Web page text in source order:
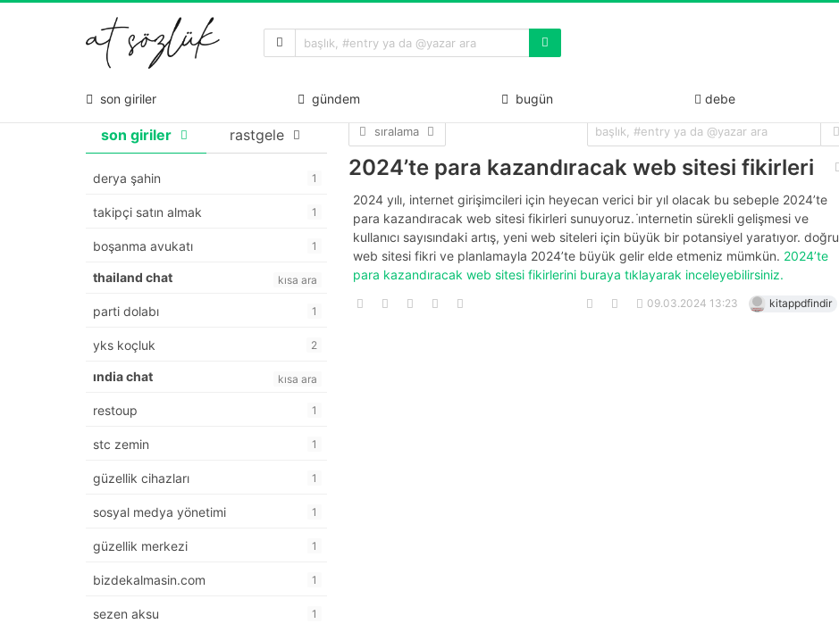
son giriler gündem bugün debe
son giriler rastgele
derya şahin 1
takipçi satın almak 1
boşanma avukatı 1
thailand chat kısa ara
parti dolabı 1
yks koçluk 2
india chat kısa ara
restoup 1
stc zemin 1
güzellik cihazları 1
sosyal medya yönetimi 1
güzellik merkezi 1
bizdekalmasin.com 1
sezen aksu 1
sıralama
2024’te para kazandıracak web sitesi fikirleri
2024 yılı, internet girişimcileri için heyecan verici bir yıl olacak bu sebeple 2024’te
para kazandıracak web sitesi fikirleri sunuyoruz. i̇nternetin sürekli gelişmesi ve
kullanıcı sayısındaki artış, yeni web siteleri için büyük bir potansiyel yaratıyor. doğru
web sitesi fikri ve planlamayla 2024’te büyük gelir elde etmeniz mümkün. 2024’te
para kazandıracak web sitesi fikirlerini buraya tıklayarak inceleyebilirsiniz.
09.03.2024 13:23 kitappdfindir